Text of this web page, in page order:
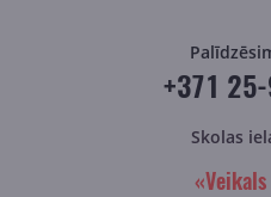
+371
Skolas